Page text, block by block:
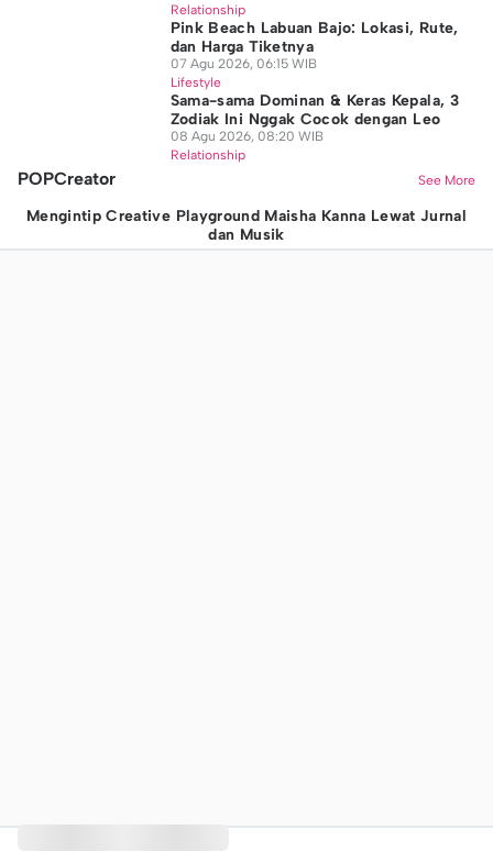
Relationship
Pink Beach Labuan Bajo: Lokasi, Rute,
dan Harga Tiketnya
07 Agu 2026, 06:15 WIB
Lifestyle
Sama-sama Dominan & Keras Kepala, 3
Zodiak Ini Nggak Cocok dengan Leo
08 Agu 2026, 08:20 WIB
Relationship
POPCreator See More
Mengintip Creative Playground Maisha Kanna Lewat Jurnal
dan Musik